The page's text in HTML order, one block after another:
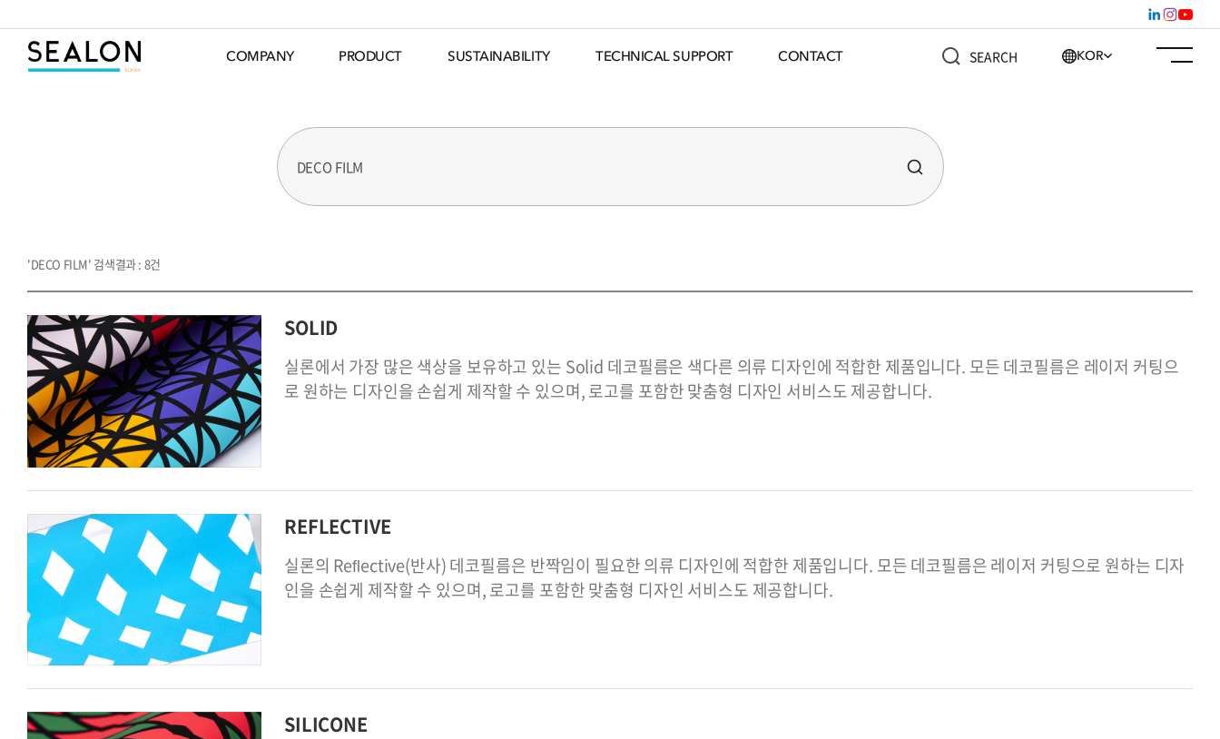
COMPANY PRODUCT SUSTAINABILITY TECHNICAL SUPPORT CONTACT SEARCH
#SEAM TAPE#ADHESIVE FILM#DECO FILM#SPECIALTY
KOR
'DECO FILM' 검색결과 : 8건
SOLID
실론에서 가장 많은 색상을 보유하고 있는 Solid 데코필름은 색다른 의류 디자인에 적합한 제품입니다. 모든 데코필름은 레이저 커팅으
로 원하는 디자인을 손쉽게 제작할 수 있으며, 로고를 포함한 맞춤형 디자인 서비스도 제공합니다.
REFLECTIVE
실론의 Reﬂective(반사) 데코필름은 반짝임이 필요한 의류 디자인에 적합한 제품입니다. 모든 데코필름은 레이저 커팅으로 원하는 디자
인을 손쉽게 제작할 수 있으며, 로고를 포함한 맞춤형 디자인 서비스도 제공합니다.
SILICONE